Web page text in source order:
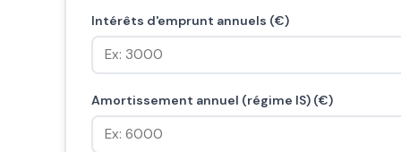
Intérêts d'emprunt annuels (€)
Amortissement annuel (régime IS) (€)